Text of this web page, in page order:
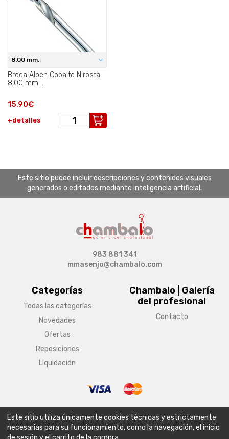
8.00 mm.
Broca Alpen Cobalto Nirosta
8,00 mm. .
15,90€
+detalles
Este sitio puede incluir descripciones y contenidos visuales
generados o editados mediante inteligencia artificial.
Categorías
Todas las categorías
Novedades
Ofertas
Reposiciones
Liquidación
Chambalo | Galería
del profesional
Contacto
983 881 341
mmasenjo@chambalo.com
Aviso legal Condiciones generales de venta
Política de envío
Este sitio utiliza únicamente cookies técnicas y estrictamente
necesarias para su funcionamiento, como la navegación, el inicio